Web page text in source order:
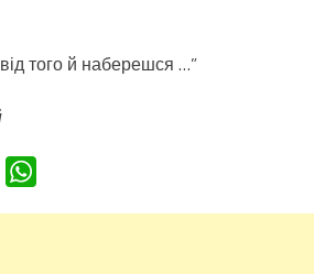
того й наберешся …”
Viber